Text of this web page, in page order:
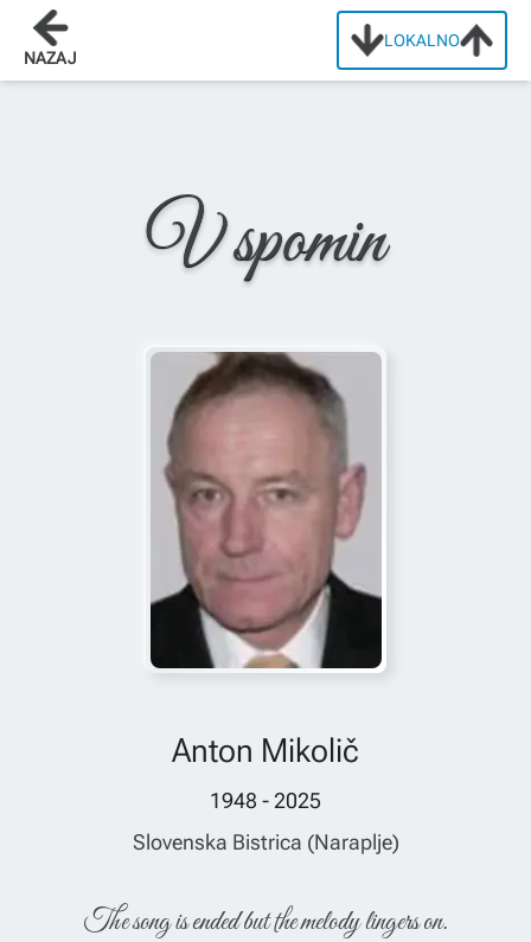
LOKALNO
NAZAJ
Domov
V spomin
Anton Mikolič
1948 - 2025
Slovenska Bistrica (Naraplje)
The song is ended but the melody lingers on.